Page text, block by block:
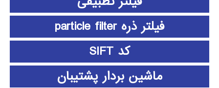
فیلتر ذره particle filter
کد SIFT
ماشین بردار پشتیبان